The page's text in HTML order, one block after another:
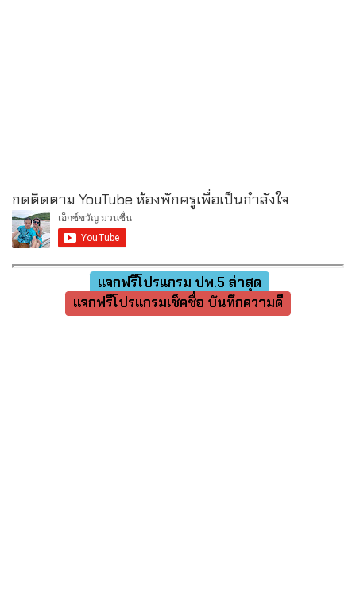
กดติดตาม YouTube ห้องพักครูเพื่อเป็นกำลังใจ
แจกฟรีโปรแกรม ปพ.5 ล่าสุด
แจกฟรีโปรแกรมเช็คชื่อ บันทึกความดี